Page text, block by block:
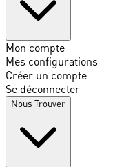
Mon compte
Mes configurations
Créer un compte
Se déconnecter
Nous Trouver